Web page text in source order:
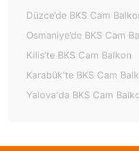
Düzce’de BKS Cam
Osmaniye’de BKS Cam
Kilis’te BKS Cam Balkon
Karabük'te BKS Cam
Yalova'da BKS Cam